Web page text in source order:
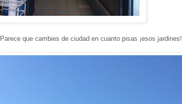
que cambies de ciudad en cuanto pisas ¡esos jardines!